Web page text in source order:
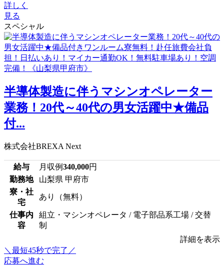
詳しく
見る
スペシャル
半導体製造に伴うマシンオペレーター
業務！20代～40代の男女活躍中★備品
付...
株式会社BREXA Next
給与 月収例340,000円
勤務地
山梨県 甲府市
寮・社
宅
あり（無料）
仕事内
容
組立・マシンオペレータ / 電子部品系工場 / 交替
制
詳細を表示
＼最短45秒で完了／
応募へ進む